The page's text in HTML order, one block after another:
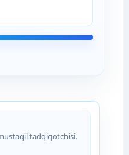
tadqiqotchisi.